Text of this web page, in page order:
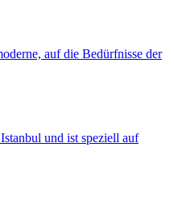
auf die Bedürfnisse der
und ist speziell auf